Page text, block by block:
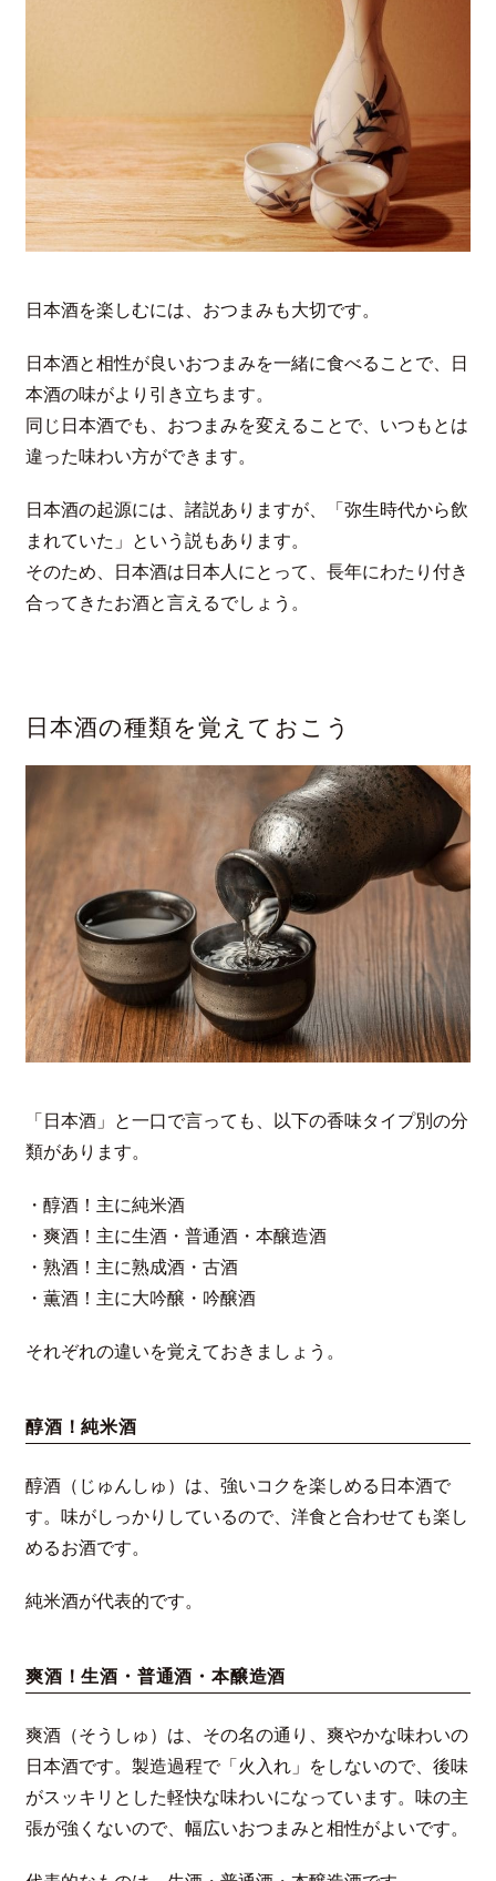
日本酒を楽しむには、おつまみも大切です。
日本酒と相性が良いおつまみを一緒に食べることで、日
本酒の味がより引き立ちます。
同じ日本酒でも、おつまみを変えることで、いつもとは
違った味わい方ができます。
日本酒の起源には、諸説ありますが、「弥生時代から飲
まれていた」という説もあります。
そのため、日本酒は日本人にとって、長年にわたり付き
合ってきたお酒と言えるでしょう。
日本酒の種類を覚えておこう
「日本酒」と一口で言っても、以下の香味タイプ別の分
類があります。
・醇酒！主に純米酒
・爽酒！主に生酒・普通酒・本醸造酒
・熟酒！主に熟成酒・古酒
・薫酒！主に大吟醸・吟醸酒
それぞれの違いを覚えておきましょう。
醇酒！純米酒
醇酒（じゅんしゅ）は、強いコクを楽しめる日本酒で
す。味がしっかりしているので、洋食と合わせても楽し
めるお酒です。
純米酒が代表的です。
爽酒！生酒・普通酒・本醸造酒
爽酒（そうしゅ）は、その名の通り、爽やかな味わいの
日本酒です。製造過程で「火入れ」をしないので、後味
がスッキリとした軽快な味わいになっています。味の主
張が強くないので、幅広いおつまみと相性がよいです。